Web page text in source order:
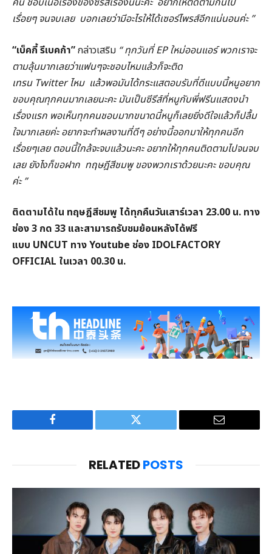
เรื่อยๆ จนจบเลย บอกเลยว่ามีอะไรให้ได้เซอร์ไพรส์อีกแน่นอนค่ะ ”
“เบ็คกี้ รีเบคก้า”กล่าวเสริม “ ทุกวันที่ EP ใหม่ออนแอร์ พวกเราจะ
ตามลุ้นมากเลยว่าแฟนๆจะชอบไหมแล้วก็จะติด
เทรน Twitter ไหม แล้วพอมันได้กระแสตอบรับที่ดีแบบนี้หนูอยาก
ขอบคุณทุกคนมากเลยนะคะ มันเป็นซีรีส์ที่หนูกับพี่ฟรีนแสดงนำ
เรื่องแรก พอเห็นทุกคนชอบมากขนาดนี้หนูก็เลยยิ่งดีใจแล้วก็ปลื้ม
ใจมากเลยค่ะ อยากจะทำผลงานที่ดีๆ อย่างนี้ออกมาให้ทุกคนอีก
เรื่อยๆเลย ตอนนี้ใกล้จะจบแล้วนะคะ อยากให้ทุกคนติดตามไปจนจบ
เลย ยังไงก็ขอฝาก ทฤษฎีสีชมพู ของพวกเราด้วยนะคะ ขอบคุณ
ค่ะ ”
ติดตามได้ใน ทฤษฎีสีชมพู ได้ทุกคืนวันเสาร์เวลา 23.00 น. ทาง
ช่อง 3 กด 33 และสามารถรับชมย้อนหลังได้ฟรี
แบบ UNCUT ทาง Youtube ช่อง IDOLFACTORY
OFFICIAL ในเวลา 00.30 น.
Facebook Twitter Email
RELATEDPOSTS